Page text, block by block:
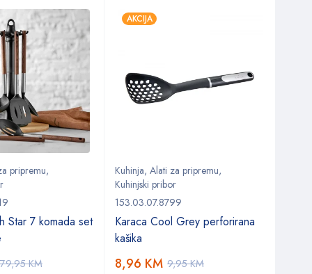
pripremu,
Star 7 komada set
79,95KM
AKCIJA
Kuhinja, Alati za pripremu,
Kuhinjski pribor
153.03.07.8799
Karaca Cool Grey perforirana
kašika
9,95KM
8,96 KM